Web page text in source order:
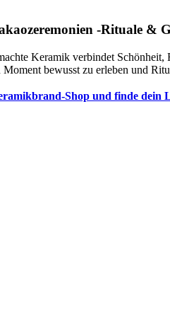
-Rituale &
Keramik verbindet Schönheit,
bewusst zu erleben und
Shop und finde dein